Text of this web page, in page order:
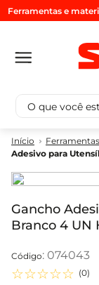
Ferramentas e
O que você
Adesivo para
Gancho
Branco 4 UN
: 074043
☆☆☆☆☆ (0)
Termos
2º
luminaria
3º
tomada
4º
cabo pp
4